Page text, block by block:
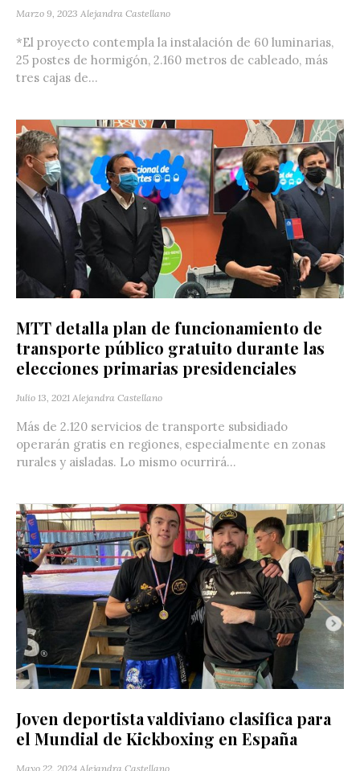
Marzo 9, 2023 Alejandra Castellano
*El proyecto contempla la instalación de 60 luminarias,
25 postes de hormigón, 2.160 metros de cableado, más
tres cajas de...
MTT detalla plan de funcionamiento de
transporte público gratuito durante las
elecciones primarias presidenciales
Julio 13, 2021 Alejandra Castellano
Más de 2.120 servicios de transporte subsidiado
operarán gratis en regiones, especialmente en zonas
rurales y aisladas. Lo mismo ocurrirá...
Joven deportista valdiviano clasifica para
el Mundial de Kickboxing en España
Mayo 22, 2024 Alejandra Castellano